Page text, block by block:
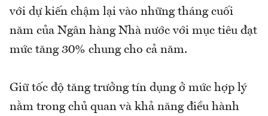
với dự kiến chậm lại vào những tháng cuối
năm của Ngân hàng Nhà nước với mục tiêu đạt
mức tăng 30% chung cho cả năm.
Giữ tốc độ tăng trưởng tín dụng ở mức hợp lý
nằm trong chủ quan và khả năng điều hành